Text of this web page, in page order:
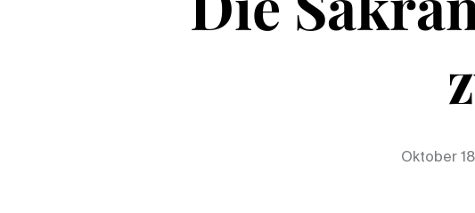
Oktober